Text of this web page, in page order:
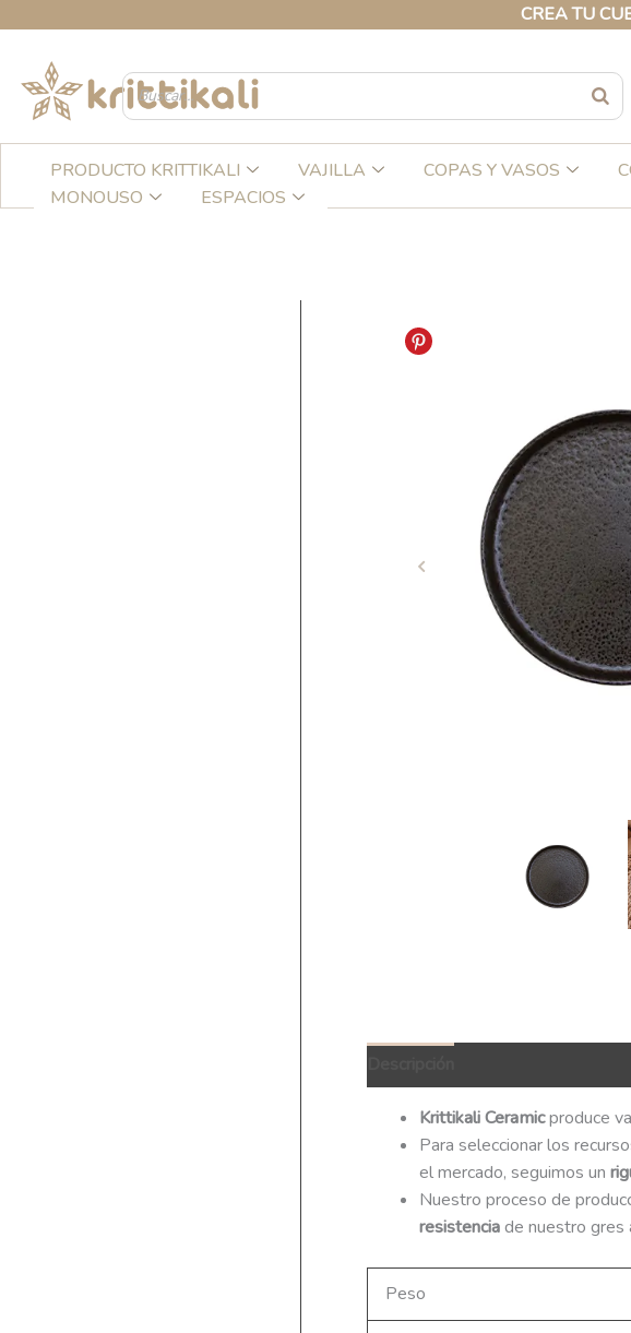
CREA TU CUENTA
contenido
PRODUCTO KRITTIKALI VAJILLA COPAS Y VASOS
MONOUSO
ESPACIOS
Krittikali Ceramicproduce
Para seleccionar los
el mercado, seguimos un
Nuestro proceso de
resistenciade nuestro gres
Peso